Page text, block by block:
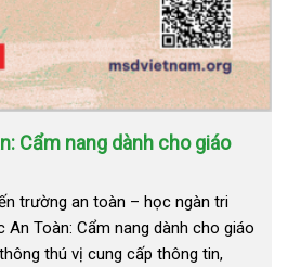
Cẩm nang dành cho giáo
trường an toàn – học ngàn tri
An Toàn: Cẩm nang dành cho giáo
thú vị cung cấp thông tin,